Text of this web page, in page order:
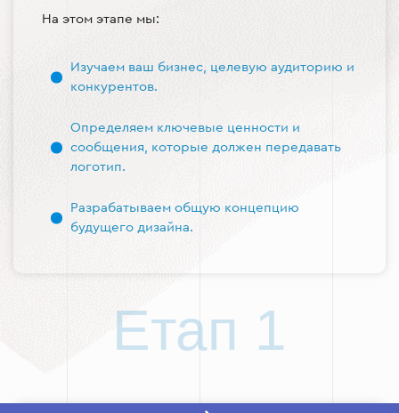
На этом этапе мы:
Изучаем ваш бизнес, целевую аудиторию и
конкурентов.
Определяем ключевые ценности и
сообщения, которые должен передавать
логотип.
Разрабатываем общую концепцию
будущего дизайна.
Етап 1